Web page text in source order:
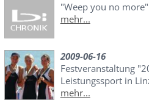
"Weep you no
mehr...
2009-06-16
Festveranstaltung
Leistungssport in
mehr...